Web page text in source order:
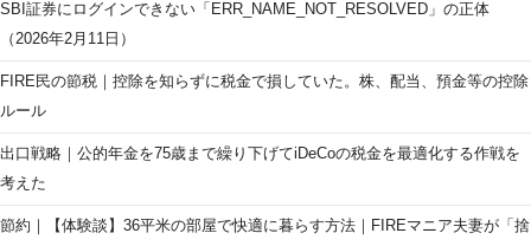
SBI証券にログインできない「ERR_NAME_NOT_RESOLVED」の正体
（2026年2月11日）
FIRE民の節税｜控除を知らずに税金で損していた。株、配当、預金等の控除
ルール
出口戦略｜公的年金を75歳まで繰り下げてiDeCoの税金を最適化する作戦を
考えた
節約｜【体験談】36平米の部屋で快適に暮らす方法｜FIREマニア夫妻が「捨